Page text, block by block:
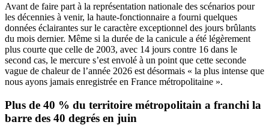
Avant de faire part à la représentation nationale des scénarios pour
les décennies à venir, la haute-fonctionnaire a fourni quelques
données éclairantes sur le caractère exceptionnel des jours brûlants
du mois dernier. Même si la durée de la canicule a été légèrement
plus courte que celle de 2003, avec 14 jours contre 16 dans le
second cas, le mercure s’est envolé à un point que cette seconde
vague de chaleur de l’année 2026 est désormais « la plus intense que
nous ayons jamais enregistrée en France métropolitaine ».
Plus de 40 % du territoire métropolitain a franchi la
barre des 40 degrés en juin